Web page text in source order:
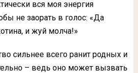
вся моя энергия
не заорать в голос: «Да
и жуй молча!»
сильнее всего ранит родных и
– ведь оно может вызвать